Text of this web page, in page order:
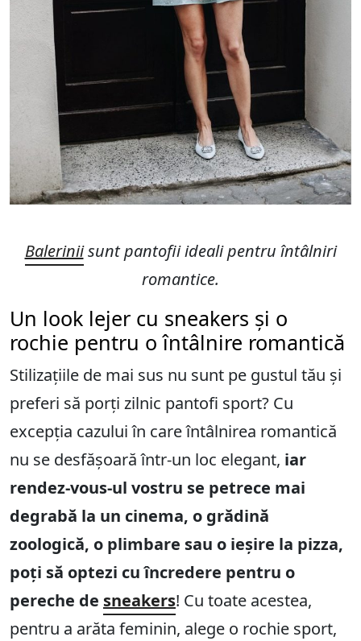
Baleriniisunt pantofii ideali pentru întâlniri
romantice.
Un look lejer cu sneakers și o
rochie pentru o întâlnire romantică
Stilizațiile de mai sus nu sunt pe gustul tău și
preferi să porți zilnic pantofi sport? Cu
excepția cazului în care întâlnirea romantică
nu se desfășoară într-un loc elegant, iar
rendez-vous-ul vostru se petrece mai
degrabă la un cinema, o grădină
zoologică, o plimbare sau o ieșire la pizza,
poți să optezi cu încredere pentru o
pereche de sneakers! Cu toate acestea,
pentru a arăta feminin, alege o rochie sport,